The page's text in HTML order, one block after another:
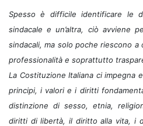
Spesso è difficile identificare le
sindacale e un’altra, ciò avviene
sindacali, ma solo poche riescono a
professionalità e soprattutto
La Costituzione Italiana ci impegna
principi, i valori e i diritti
distinzione di sesso, etnia,
diritti di libertà, il diritto alla vita, i